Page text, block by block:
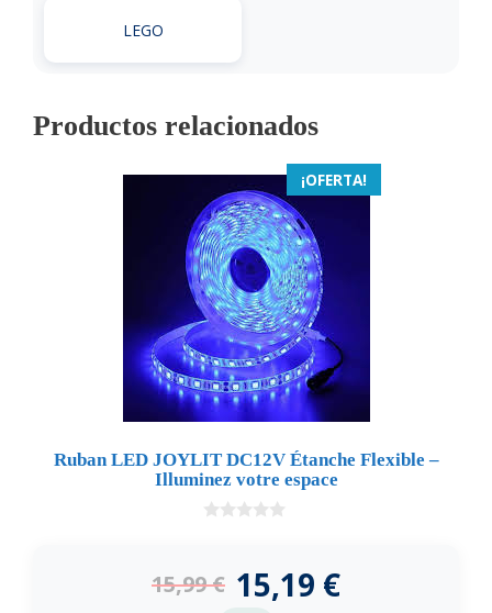
LEGO
Productos relacionados
¡OFERTA!
Ruban LED JOYLIT DC12V Étanche Flexible –
Illuminez votre espace
5
15,99€ 15,19 €